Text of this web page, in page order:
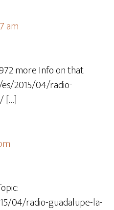
am
more Info on that
2015/04/radio-
[…]
04/radio-guadalupe-la-